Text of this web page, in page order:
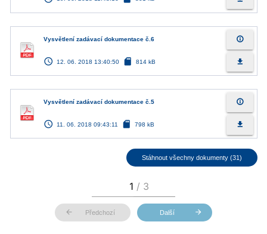
Vysvětlení zadávací dokumentace č.6
access_time 12. 06. 2018 13:40:50 sd_card 814 kB
info_outline
file_download
Vysvětlení zadávací dokumentace č.5
access_time 11. 06. 2018 09:43:11 sd_card 798 kB
info_outline
file_download
Stáhnout všechny dokumenty (31)
arrow_back Předchozí Další arrow_forward